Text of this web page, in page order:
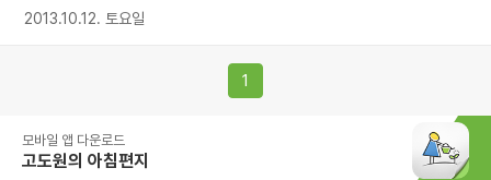
2013.10.12. 토요일
1
모바일 앱 다운로드
고도원의 아침편지